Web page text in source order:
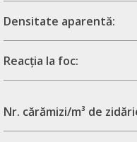
Densitate aparentă:
Reacția la foc:
Nr. cărămizi/m³ de